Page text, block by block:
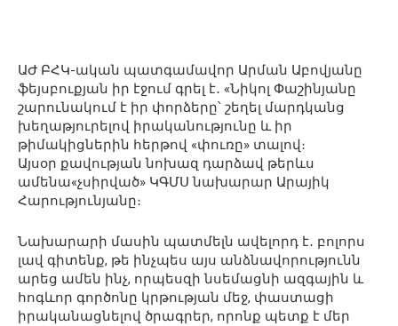
ԱԺ ԲՀԿ-ական պատգամավոր Արման Աբովյանը
ֆեյսբուքյան իր էջում գրել է․ «Նիկոլ Փաշինյանը
շարունակում է իր փորձերը՝ շեղել մարդկանց
խեղաթյուրելով իրականությունը և իր
թիմակիցներին հերթով «փուռը» տալով։
Այսօր քավության նոխազ դարձավ թերևս
ամենա«չսիրված» ԿԳՄՍ նախարար Արայիկ
Հարությունյանը։
Նախարարի մասին պատմելն ավելորդ է․ բոլորս
լավ գիտենք, թե ինչպես այս անձնավորությունն
արեց ամեն ինչ, որպեսզի նսեմացնի ազգային և
հոգևոր գործոնը կրթության մեջ, փաստացի
իրականացնելով ծրագրեր, որոնք պետք է մեր